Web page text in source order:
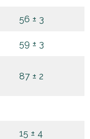
56 ± 3
59 ± 3
87 ± 2
15 ± 4